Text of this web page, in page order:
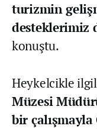
turizmin
desteklerimiz
konuştu.
Heykelcikle
Müzesi
bir